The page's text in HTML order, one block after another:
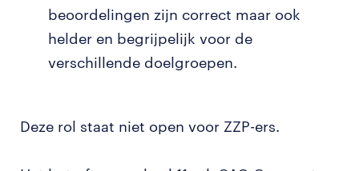
beoordelingen zijn correct maar ook
helder en begrijpelijk voor de
verschillende doelgroepen.
Deze rol staat niet open voor ZZP-ers.